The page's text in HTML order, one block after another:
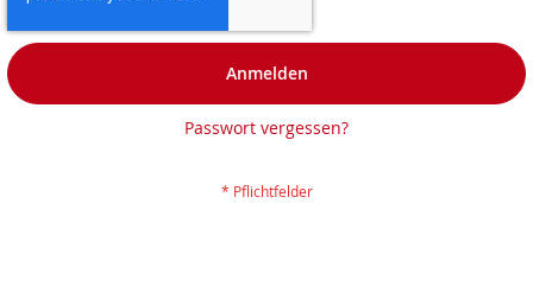
Anmelden
Passwort vergessen?